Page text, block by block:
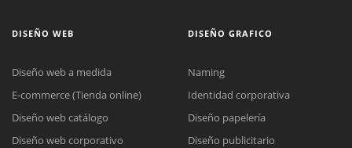
DISEÑO WEB
Diseño web a medida
E-commerce (Tienda online)
Diseño web catálogo
Diseño web corporativo
DISEÑO GRAFICO
Naming
Identidad corporativa
Diseño papelería
Diseño publicitario